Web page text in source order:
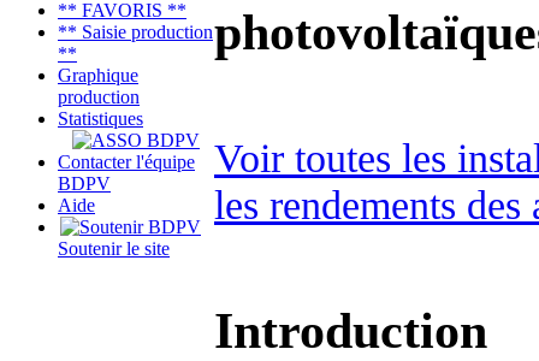
** FAVORIS **
** Saisie production
**
Graphique
production
Statistiques
Contacter l'équipe
BDPV
Aide
Soutenir le site
Voir toutes les
les rendements des
Introduction